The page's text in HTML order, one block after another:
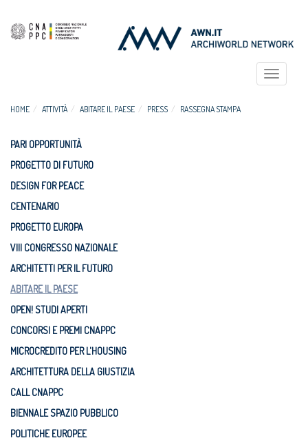
Toggle
HOME ATTIVITÀ ABITARE IL PAESE PRESS RASSEGNA STAMPA
PARI OPPORTUNITÀ
PROGETTO DI FUTURO
DESIGN FOR PEACE
CENTENARIO
PROGETTO EUROPA
VIII CONGRESSO NAZIONALE
ARCHITETTI PER IL FUTURO
ABITARE IL PAESE
OPEN! STUDI APERTI
CONCORSI E PREMI CNAPPC
MICROCREDITO PER L'HOUSING
ARCHITETTURA DELLA GIUSTIZIA
CALL CNAPPC
BIENNALE SPAZIO PUBBLICO
POLITICHE EUROPEE